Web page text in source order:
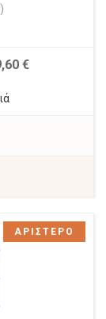
€
ΑΡΙΣΤΕΡΟ